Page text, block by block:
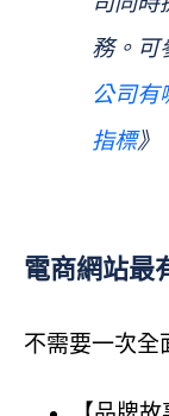
務。可
公司有
指標》
電商網站最
不需要一次全